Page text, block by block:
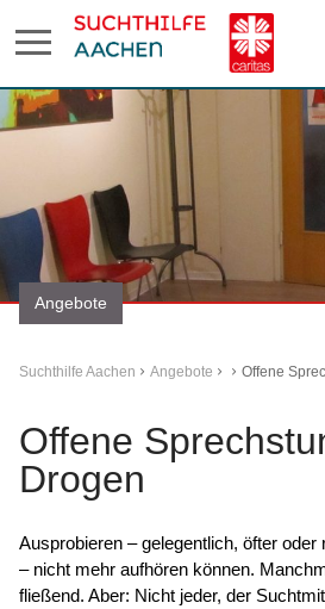
Angebote
Suchthilfe Aachen Angebote Offene
Offene
Drogen
Ausprobieren – gelegentlich, öfter
– nicht mehr aufhören können.
fließend. Aber: Nicht jeder, der